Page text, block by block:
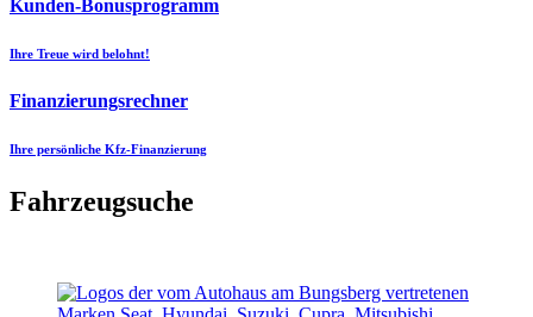
Kunden-Bonusprogramm
Ihre Treue wird belohnt!
Finanzierungsrechner
Ihre persönliche Kfz-Finanzierung
Fahrzeugsuche